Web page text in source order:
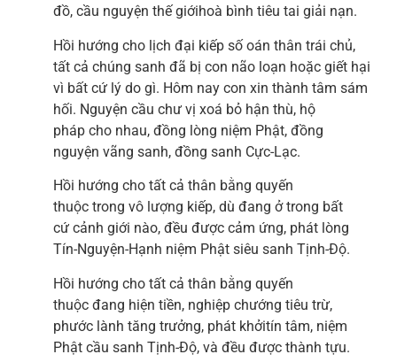
đồ, cầu nguyện thế giớihoà bình tiêu tai giải nạn.
Hồi hướng cho lịch đại kiếp số oán thân trái chủ,
tất cả chúng sanh đã bị con não loạn hoặc giết hại
vì bất cứ lý do gì. Hôm nay con xin thành tâm sám
hối. Nguyện cầu chư vị xoá bỏ hận thù, hộ
pháp cho nhau, đồng lòng niệm Phật, đồng
nguyện vãng sanh, đồng sanh Cực-Lạc.
Hồi hướng cho tất cả thân bằng quyến
thuộc trong vô lượng kiếp, dù đang ở trong bất
cứ cảnh giới nào, đều được cảm ứng, phát lòng
Tín-Nguyện-Hạnh niệm Phật siêu sanh Tịnh-Độ.
Hồi hướng cho tất cả thân bằng quyến
thuộc đang hiện tiền, nghiệp chướng tiêu trừ,
phước lành tăng trưởng, phát khởitín tâm, niệm
Phật cầu sanh Tịnh-Độ, và đều được thành tựu.